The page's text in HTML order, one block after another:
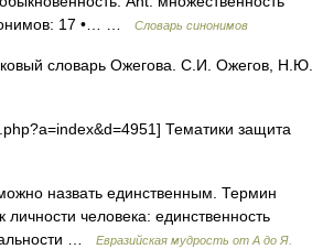
17 •… …
Словарь синонимов
словарь Ожегова. С.И. Ожегов, Н.Ю.
Тематики защита
назвать единственным. Термин
человека: единственность
…
Евразийская мудрость от А до Я.